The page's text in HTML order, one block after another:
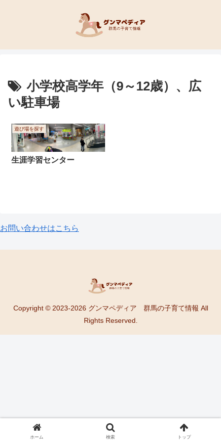
小学校高学年（9～12歳）、広
い駐車場
遊び場を探す
生涯学習センター
お問い合わせはこちら
Copyright © 2023-2026 グンマペディア 群馬の子育て情報 All
Rights Reserved.
ホーム 検索 トップ